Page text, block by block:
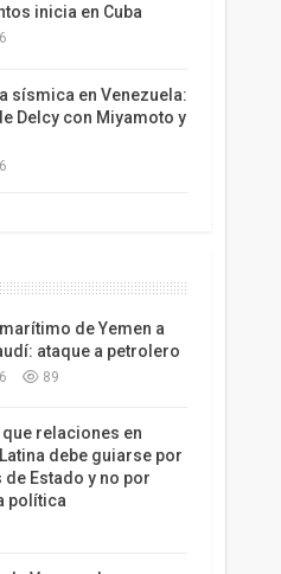
inicia en Cuba
sísmica en Venezuela:
Delcy con Miyamoto y
de Yemen a
ataque a petrolero
89
que relaciones en
debe guiarse por
de Estado y no por
política